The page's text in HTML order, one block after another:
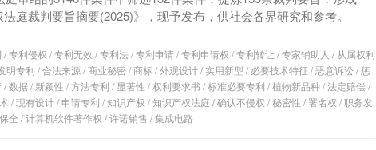
法庭裁判要旨摘要(2025)》，现予发布，供社会各界研究和参考。
/专利侵权 /专利无效 /专利法 /专利申请/专利申请权 /专利转让 /专家辅助人 / 从属权利
明专利 /合法来源 /商业秘密/商标 /外观设计/ 实用新型 / 必要技术特征 /恶意诉讼/惩
/数据/ 新颖性 /方法专利 / 显著性 /权利要求书 /标准必要专利 /植物新品种/法定赔偿/
/现有设计/申请专利 /知识产权 /知识产权法庭 /确认不侵权 /秘密性 /署名权 /职务发
全 /计算机软件著作权 /许诺销售 /集成电路